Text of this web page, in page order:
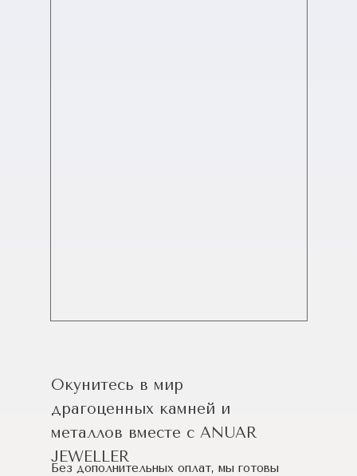
Окунитесь в мир
драгоценных камней и
металлов вместе с ANUAR
JEWELLER
Без дополнительных оплат, мы готовы